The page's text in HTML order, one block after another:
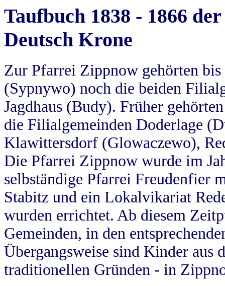
Taufbuch 1838 - 1866
Deutsch Krone
Zur Pfarrei Zippnow gehörten
(Sypnywo) noch die beiden
Jagdhaus (Budy). Früher
die Filialgemeinden Doderlage
Klawittersdorf (Glowaczewo),
Die Pfarrei Zippnow wurde im
selbständige Pfarrei Freudenfier
Stabitz und ein Lokalvikariat
wurden errichtet. Ab diesem
Gemeinden, in den
Übergangsweise sind Kinder aus
traditionellen Gründen - in